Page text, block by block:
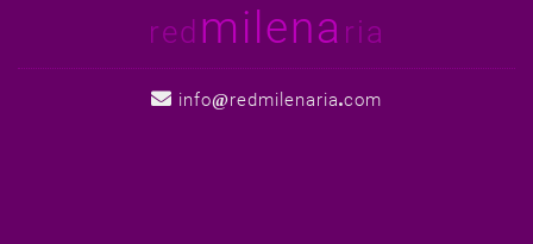
red milena ria
info redmilenaria com